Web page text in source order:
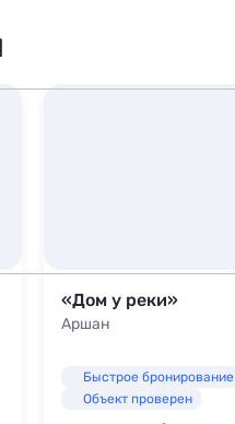
«Дом у реки»
Аршан
Быстрое бронирование
Объект проверен